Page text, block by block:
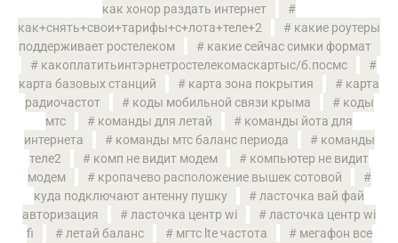
как хонор раздать интернет
как+снять+свои+тарифы+с+лота+теле+2
какие роутеры
поддерживает ростелеком
какие сейчас симки формат
какоплатитьинтэрнетростелекомаскартыс/б.посмс
карта базовых станций
карта зона покрытия
карта
радиочастот
коды мобильной связи крыма
коды
мтс
команды для летай
команды йота для
интернета
команды мтс баланс периода
команды
теле2
комп не видит модем
компьютер не видит
модем
кропачево расположение вышек сотовой
куда подключают антенну пушку
ласточка вай фай
авторизация
ласточка центр wi
ласточка центр wi
fi
летай баланс мгтс lte частота
мегафон все